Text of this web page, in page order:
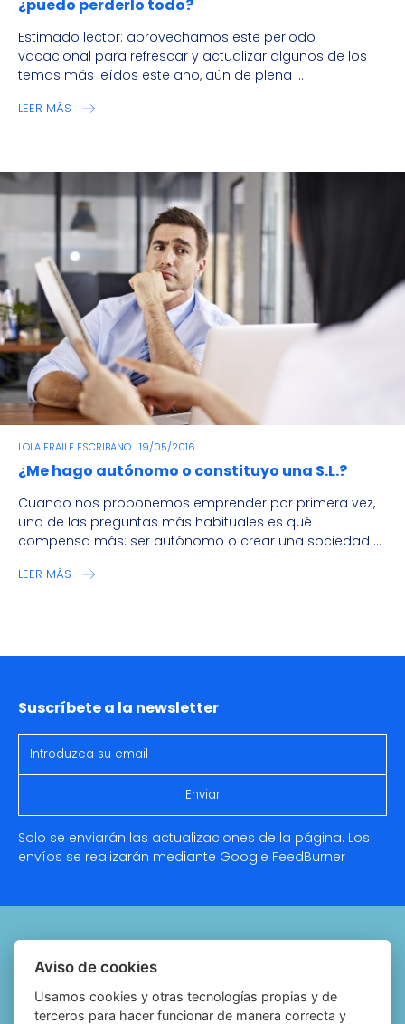
¿puedo perderlo todo?
Estimado lector: aprovechamos este periodo
vacacional para refrescar y actualizar algunos de los
temas más leídos este año, aún de plena ...
LEER MÁS
LOLA FRAILE ESCRIBANO 19/05/2016
¿Me hago autónomo o constituyo una S.L.?
Cuando nos proponemos emprender por primera vez,
una de las preguntas más habituales es qué
compensa más: ser autónomo o crear una sociedad ...
LEER MÁS
Suscríbete a la newsletter
Solo se enviarán las actualizaciones de la página. Los
envíos se realizarán mediante Google FeedBurner
Aviso de cookies
Usamos cookies y otras tecnologías propias y de
terceros para hacer funcionar de manera correcta y